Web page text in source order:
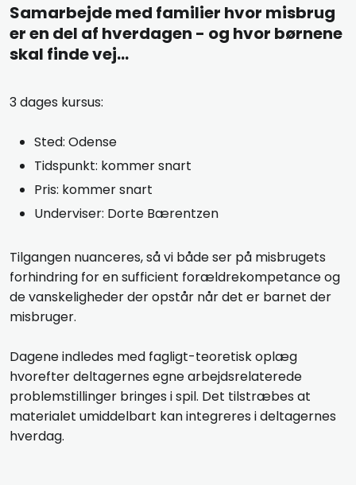
Samarbejde med familier hvor misbrug
er en del af hverdagen - og hvor børnene
skal finde vej...​
3 dages kursus:
Sted: Odense
Tidspunkt: kommer snart
Pris: kommer snart
Underviser: Dorte Bærentzen
Tilgangen nuanceres, så vi både ser på misbrugets
forhindring for en sufficient forældrekompetance og
de vanskeligheder der opstår når det er barnet der
misbruger.
Dagene indledes med fagligt-teoretisk oplæg
hvorefter deltagernes egne arbejdsrelaterede
problemstillinger bringes i spil. Det tilstræbes at
materialet umiddelbart kan integreres i deltagernes
hverdag.